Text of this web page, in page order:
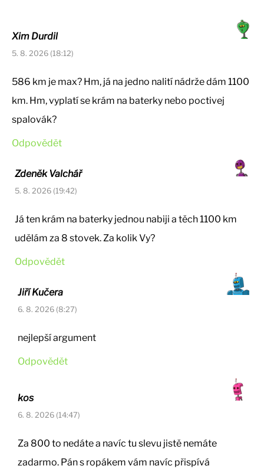
Xim Durdil
5. 8. 2026 (18:12)
586 km je max? Hm, já na jedno nalití nádrže dám 1100
km. Hm, vyplatí se krám na baterky nebo poctivej
spalovák?
Odpovědět
Zdeněk Valchář
5. 8. 2026 (19:42)
Já ten krám na baterky jednou nabiji a těch 1100 km
udělám za 8 stovek. Za kolik Vy?
Odpovědět
Jiří Kučera
6. 8. 2026 (8:27)
nejlepší argument
Odpovědět
kos
6. 8. 2026 (14:47)
Za 800 to nedáte a navíc tu slevu jistě nemáte
zadarmo. Pán s ropákem vám navíc přispívá